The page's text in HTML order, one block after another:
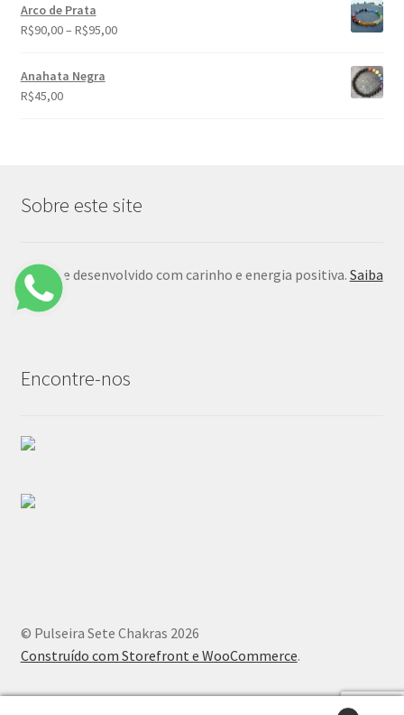
Arco de Prata
R$90,00– R$95,00
Anahata Negra
R$45,00
Sobre este site
Criado e desenvolvido com carinho e energia positiva. Saiba
mais.
Encontre-nos
© Pulseira Sete Chakras 2026
Construído com Storefront e WooCommerce.